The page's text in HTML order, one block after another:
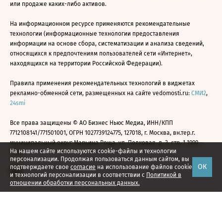
На нашем сайте используются cookie-файлы и технологии
персонализации. Продолжая пользоваться данным сайтом, вы
подтверждаете свое согласие на использование файлов cookie
и технологий персонализации в соответствии с Политикой в
отношении обработки персональных данных.
ОК
или продаже каких-либо активов.
На информационном ресурсе применяются рекомендательные
технологии (информационные технологии предоставления
информации на основе сбора, систематизации и анализа сведений,
относящихся к предпочтениям пользователей сети «Интернет»,
находящихся на территории Российской Федерации).
Правила применения рекомендательных технологий в виджетах
рекламно-обменной сети, размещенных на сайте vedomosti.ru: СМИ2,
24smi
Все права защищены © АО Бизнес Ньюс Медиа, ИНН/КПП
7712108141/771501001, ОГРН 1027739124775, 127018, г. Москва, вн.тер.г.
муниципальный округ Марьина Роща, ул. Полковая, д. 3, стр. 1 1999—
2026